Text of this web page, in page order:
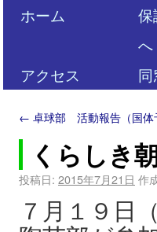
ホーム
保
へ
アクセス
← 卓球部 活動報告（国体
くらしき
投稿日: 2015年7月21日 作
７月１９日